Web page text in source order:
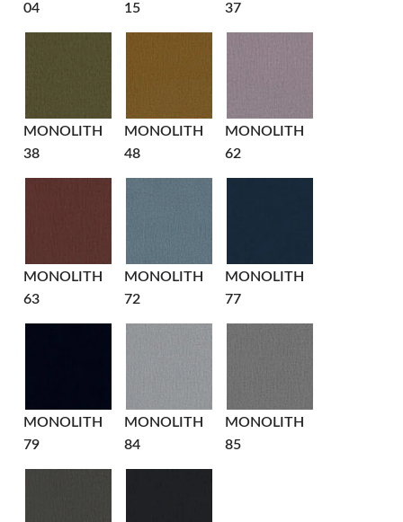
04
15
37
MONOLITH
38
MONOLITH
48
MONOLITH
62
MONOLITH
63
MONOLITH
72
MONOLITH
77
MONOLITH
79
MONOLITH
84
MONOLITH
85